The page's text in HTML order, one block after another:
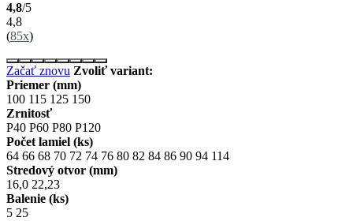
4,8/5
4,8
(85x)
Začať znovu Zvoliť variant:
Priemer (mm)
100 115 125 150
Zrnitosť
P40 P60 P80 P120
Počet lamiel (ks)
64 66 68 70 72 74 76 80 82 84 86 90 94 114
Stredový otvor (mm)
16,0 22,23
Balenie (ks)
5 25